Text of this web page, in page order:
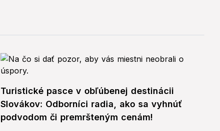
Turistické pasce v obľúbenej destinácii
Slovákov: Odborníci radia, ako sa vyhnúť
podvodom či premršteným cenám!